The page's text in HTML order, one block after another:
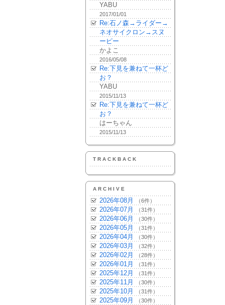
YABU
2017/01/01
Re:石ノ森→ライダー→
ネオサイクロン→スヌ
ーピー
かよこ
2016/05/08
Re:下見を兼ねて一杯ど
お？
YABU
2015/11/13
Re:下見を兼ねて一杯ど
お？
はーちゃん
2015/11/13
TRACKBACK
ARCHIVE
2026年08月 （6件）
2026年07月 （31件）
2026年06月 （30件）
2026年05月 （31件）
2026年04月 （30件）
2026年03月 （32件）
2026年02月 （28件）
2026年01月 （31件）
2025年12月 （31件）
2025年11月 （30件）
2025年10月 （31件）
2025年09月 （30件）